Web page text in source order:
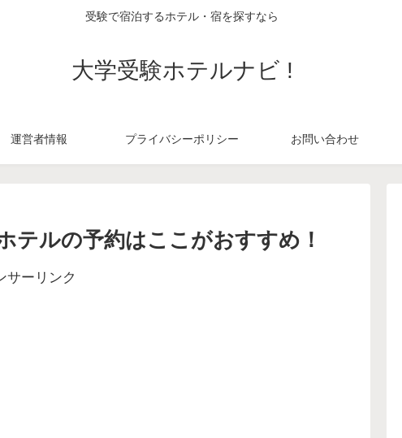
受験で宿泊するホテル・宿を探すなら
大学受験ホテルナビ !
運営者情報 プライバシーポリシー お問い合わせ
テルの予約はここがおすすめ！
サーリンク